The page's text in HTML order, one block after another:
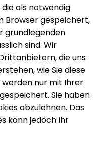
als notwendig
Browser gespeichert,
grundlegenden
sind. Wir
die uns
wie Sie diese
werden nur mit Ihrer
Sie haben
abzulehnen. Das
kann jedoch Ihr